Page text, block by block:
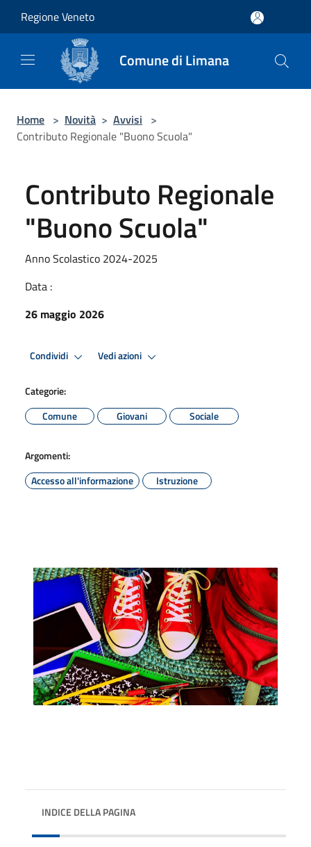
Regione Veneto
Comune di Limana
Home > Novità > Avvisi >
Contributo Regionale "Buono Scuola"
Contributo Regionale
"Buono Scuola"
Anno Scolastico 2024-2025
Data :
26 maggio 2026
Condividi Vedi azioni
Categorie:
Comune
Giovani Sociale
Argomenti:
Accesso all'informazione
Istruzione
INDICE DELLA PAGINA